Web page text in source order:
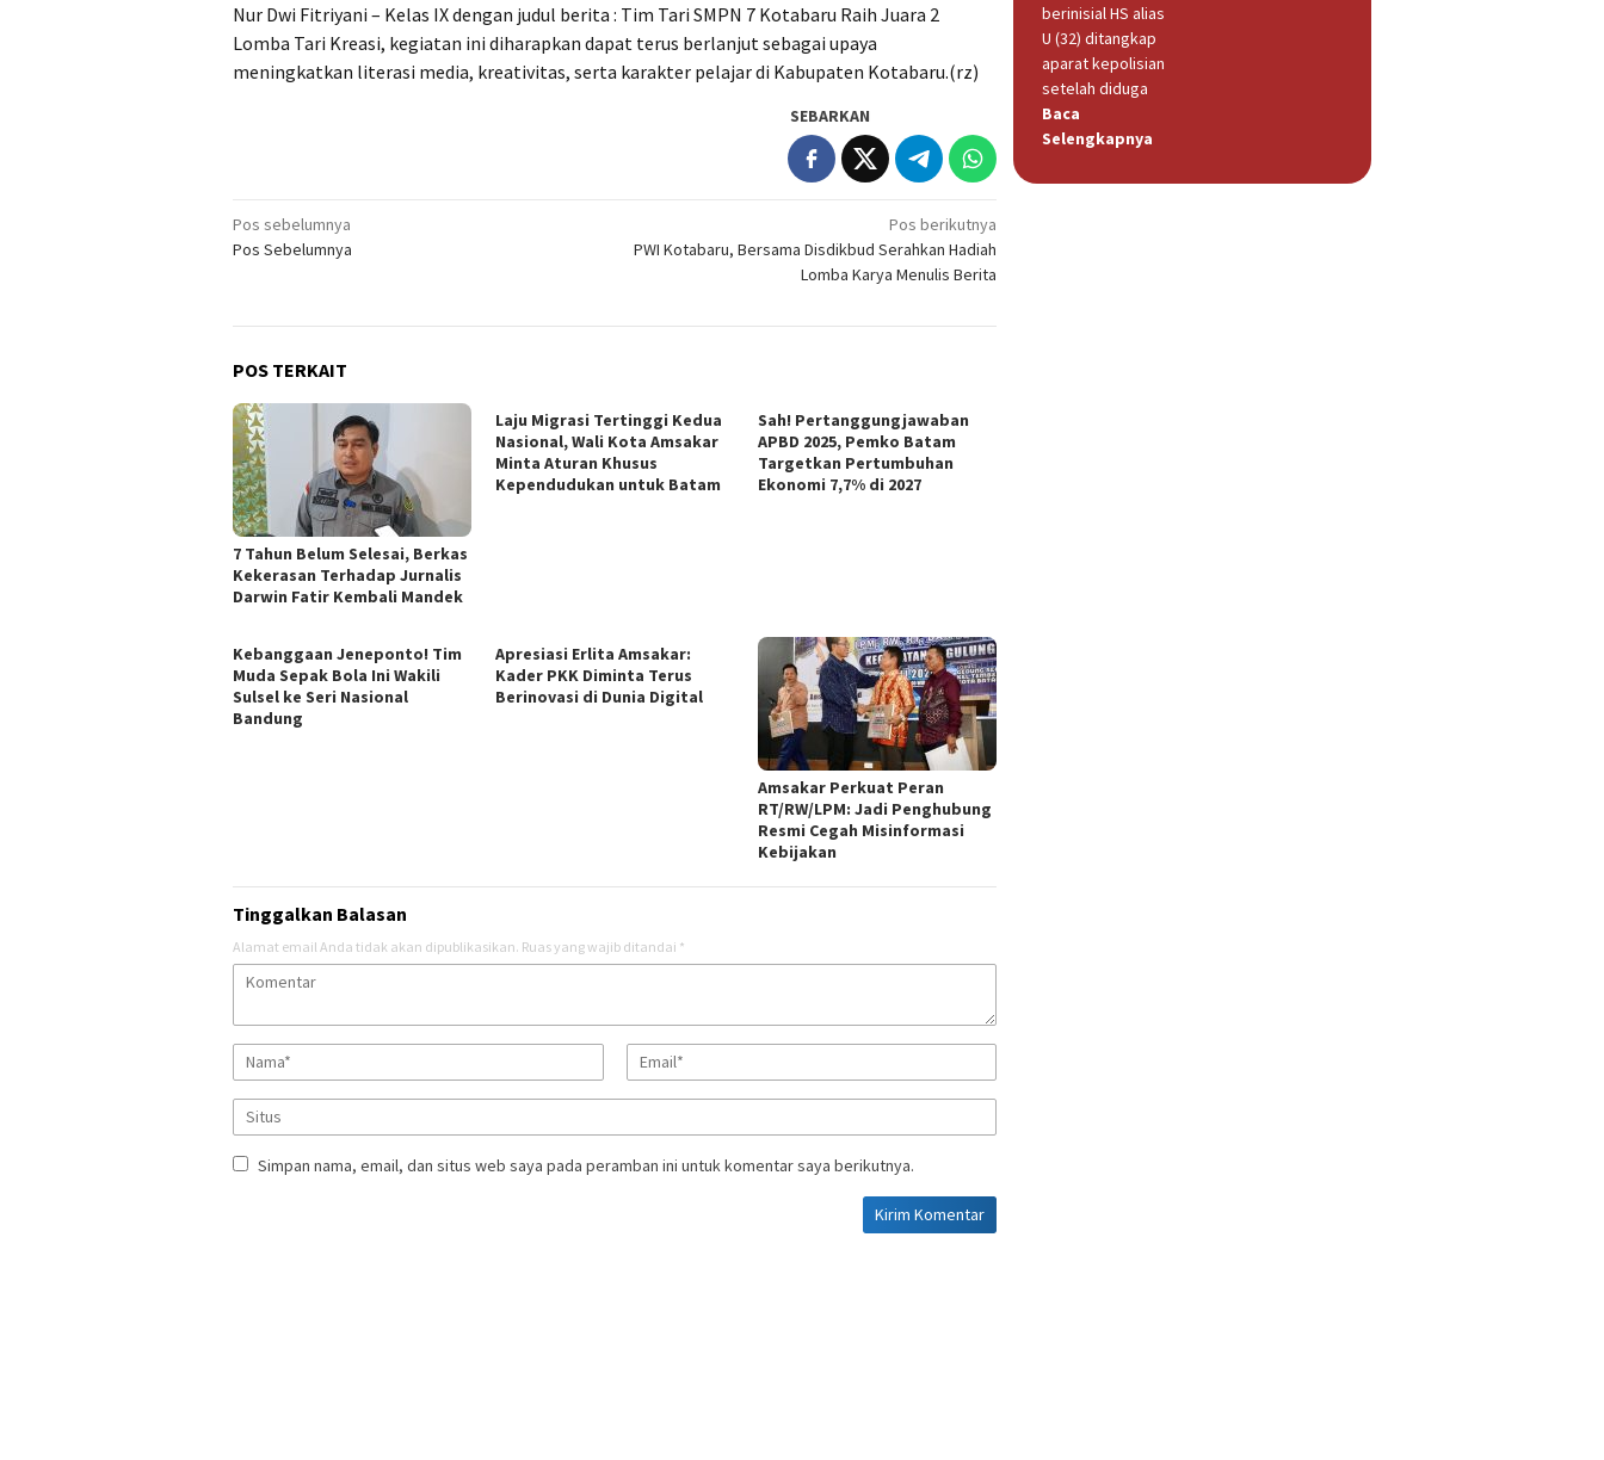
Nur Dwi Fitriyani – Kelas IX dengan judul berita : Tim Tari SMPN 7 Kotabaru Raih Juara 2
Lomba Tari Kreasi, kegiatan ini diharapkan dapat terus berlanjut sebagai upaya
meningkatkan literasi media, kreativitas, serta karakter pelajar di Kabupaten Kotabaru.(rz)
SEBARKAN
Navigasi
pos
Pos sebelumnya
Pos Sebelumnya
Pos berikutnya
PWI Kotabaru, Bersama Disdikbud Serahkan Hadiah
Lomba Karya Menulis Berita
POS TERKAIT
7 Tahun Belum Selesai, Berkas
Kekerasan Terhadap Jurnalis
Darwin Fatir Kembali Mandek
Laju Migrasi Tertinggi Kedua
Nasional, Wali Kota Amsakar
Minta Aturan Khusus
Kependudukan untuk Batam
Sah! Pertanggungjawaban
APBD 2025, Pemko Batam
Targetkan Pertumbuhan
Ekonomi 7,7% di 2027
Kebanggaan Jeneponto! Tim
Muda Sepak Bola Ini Wakili
Sulsel ke Seri Nasional
Bandung
Apresiasi Erlita Amsakar:
Kader PKK Diminta Terus
Berinovasi di Dunia Digital
Amsakar Perkuat Peran
RT/RW/LPM: Jadi Penghubung
Resmi Cegah Misinformasi
Kebijakan
Tinggalkan Balasan
Alamat email Anda tidak akan dipublikasikan. Ruas yang wajib ditandai *
Simpan nama, email, dan situs web saya pada peramban ini untuk komentar saya berikutnya.
berinisial HS alias
U (32) ditangkap
aparat kepolisian
setelah diduga
Baca
Selengkapnya